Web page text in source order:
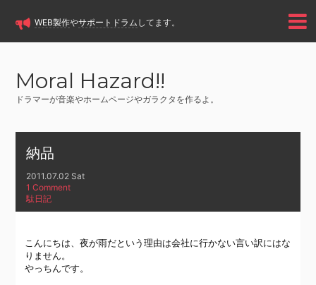
WEB製作やサポートドラム してます。
Moral Hazard!!
ドラマーが音楽やホームページやガラクタを作るよ。
納品
2011.07.02 Sat
1 Comment
駄日記
こんにちは、夜が雨だという理由は会社に行かない言い訳にはな
りません。
やっちんです。